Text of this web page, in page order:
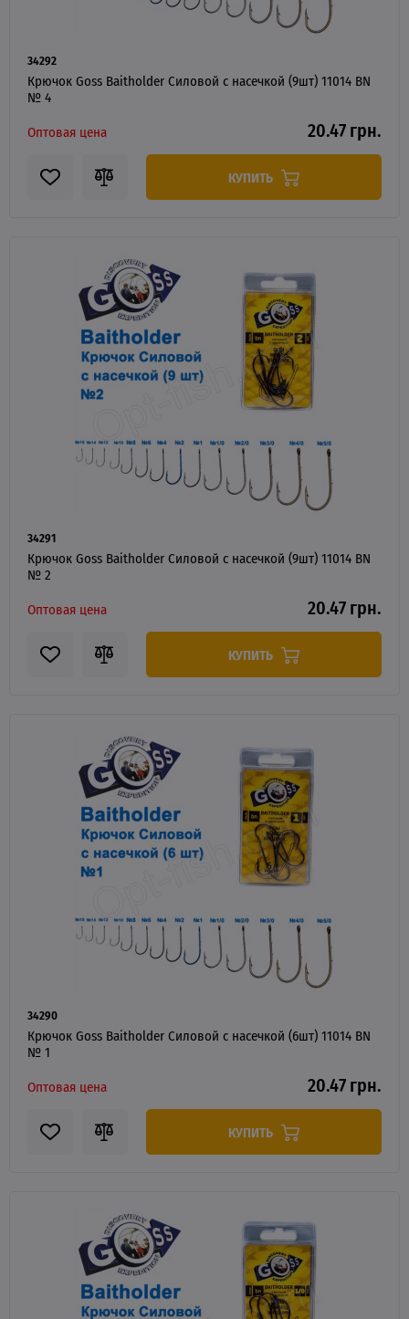
34292
Крючок Goss Baitholder Силовой с насечкой (9шт) 11014 BN
№ 4
Оптовая цена
20.47 грн.
КУПИТЬ
34291
Крючок Goss Baitholder Силовой с насечкой (9шт) 11014 BN
№ 2
Оптовая цена
20.47 грн.
КУПИТЬ
34290
Крючок Goss Baitholder Силовой с насечкой (6шт) 11014 BN
№ 1
Оптовая цена
20.47 грн.
КУПИТЬ